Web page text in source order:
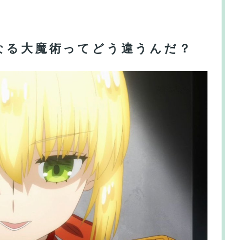
と話題にｗｗｗ 【Pickup07092031】
大魔術ってどう違うんだ？